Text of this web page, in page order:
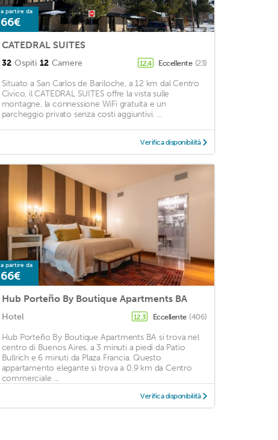
a partire da
66€
CATEDRAL SUITES
32 Ospiti 12 Camere 12,4 Eccellente (23)
Situato a San Carlos de Bariloche, a 12 km dal Centro
Civico, il CATEDRAL SUITES offre la vista sulle
montagne, la connessione WiFi gratuita e un
parcheggio privato senza costi aggiuntivi. ...
Verifica disponibilità
a partire da
66€
Hub Porteño By Boutique Apartments BA
Hotel 12,3 Eccellente (406)
Hub Porteño By Boutique Apartments BA si trova nel
centro di Buenos Aires, a 3 minuti a piedi da Patio
Bullrich e 6 minuti da Plaza Francia. Questo
appartamento elegante si trova a 0,9 km da Centro
commerciale ...
Verifica disponibilità